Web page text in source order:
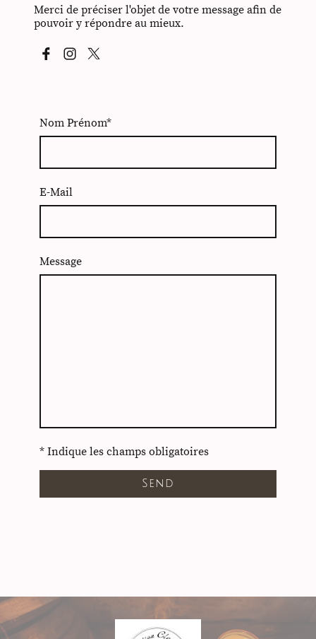
Merci de préciser l'objet de votre message afin de
pouvoir y répondre au mieux.
Nom Prénom*
E-Mail
Message
* Indique les champs obligatoires
Send